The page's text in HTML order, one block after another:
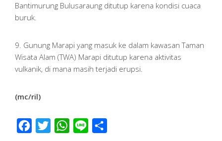
Bantimurung Bulusaraung ditutup karena kondisi cuaca
buruk.
9. Gunung Marapi yang masuk ke dalam kawasan Taman
Wisata Alam (TWA) Marapi ditutup karena aktivitas
vulkanik, di mana masih terjadi erupsi.
(mc/ril)
Facebook
Twitter WhatsApp
Line